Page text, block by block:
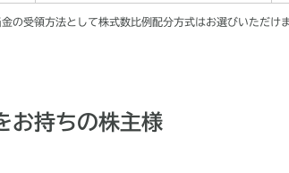
の受領方法として株式数比例配分方式はお選びいただけま
お持ちの株主様